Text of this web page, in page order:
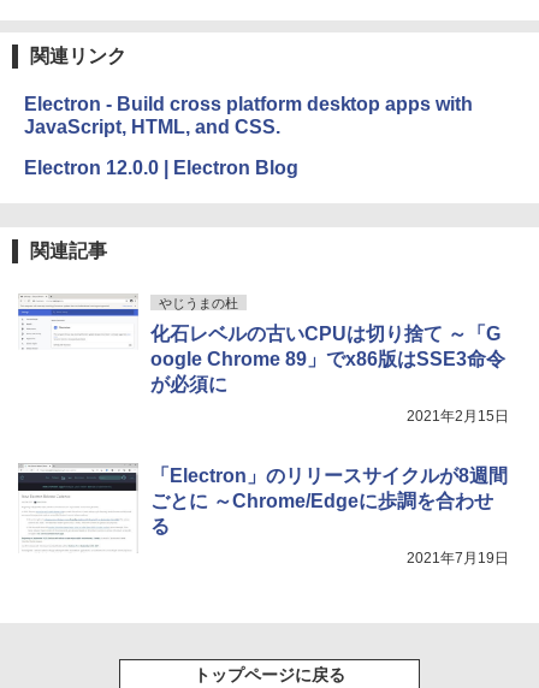
bデザイン入門講座［第2版］
￥1,600
ージ、防水、7インチカラーディスプレ
イ、色調調節ライト、最大8週間持続バッ
New Amazon Kindle Scribe Colorsoft |
11インチカラーディスプレイ、64GBスト
レージ、ノート機能搭載、明るさ自動調
整、色調調節ライト、プレミアムペン付
関連リンク
Electron - Build cross platform desktop apps with
JavaScript, HTML, and CSS.
Electron 12.0.0 | Electron Blog
関連記事
やじうまの杜
化石レベルの古いCPUは切り捨て ～「G
oogle Chrome 89」でx86版はSSE3命令
が必須に
2021年2月15日
「Electron」のリリースサイクルが8週間
ごとに ～Chrome/Edgeに歩調を合わせ
る
2021年7月19日
トップページに戻る